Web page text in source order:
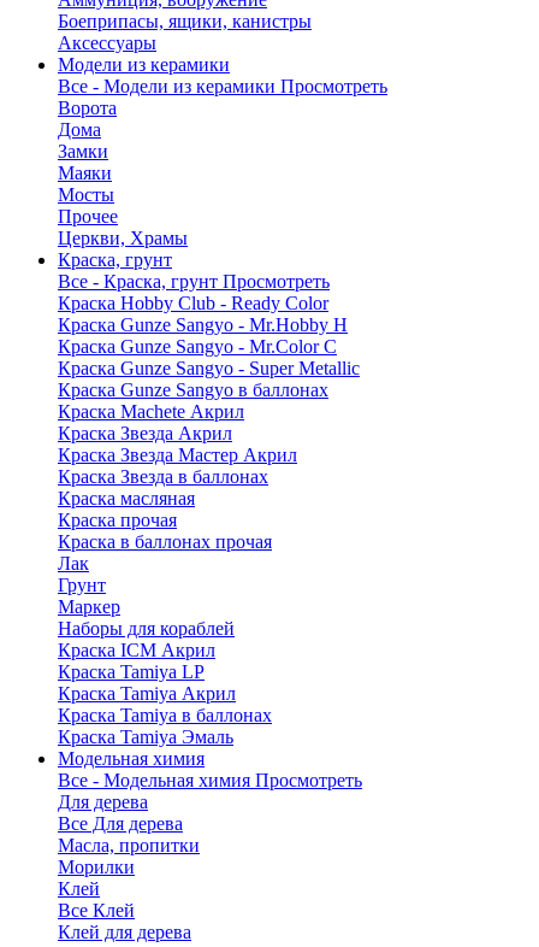
Боеприпасы, ящики, канистры
Аксессуары
Модели из керамики
Все - Модели из керамики Просмотреть
Ворота
Дома
Замки
Маяки
Мосты
Прочее
Церкви, Храмы
Краска, грунт
Все - Краска, грунт Просмотреть
Краска Hobby Club - Ready Color
Краска Gunze Sangyo - Mr.Hobby H
Краска Gunze Sangyo - Mr.Color C
Краска Gunze Sangyo - Super Metallic
Краска Gunze Sangyo в баллонах
Краска Machete Акрил
Краска Звезда Акрил
Краска Звезда Мастер Акрил
Краска Звезда в баллонах
Краска масляная
Краска прочая
Краска в баллонах прочая
Лак
Грунт
Маркер
Наборы для кораблей
Краска ICM Акрил
Краска Tamiya LP
Краска Tamiya Акрил
Краска Tamiya в баллонах
Краска Tamiya Эмаль
Модельная химия
Все - Модельная химия Просмотреть
Для дерева
Все Для дерева
Масла, пропитки
Морилки
Клей
Все Клей
Клей для дерева